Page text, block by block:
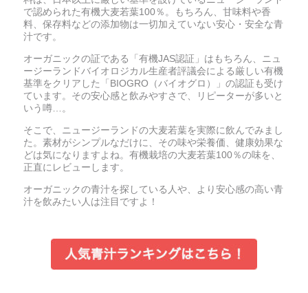
で認められた有機大麦若葉100％。もちろん、甘味料や香
料、保存料などの添加物は一切加えていない安心・安全な青
汁です。
オーガニックの証である「有機JAS認証」はもちろん、ニュ
ージーランドバイオロジカル生産者評議会による厳しい有機
基準をクリアした「BIOGRO（バイオグロ）」の認証も受け
ています。その安心感と飲みやすさで、リピーターが多いと
いう噂…。
そこで、ニュージーランドの大麦若葉を実際に飲んでみまし
た。素材がシンプルなだけに、その味や栄養価、健康効果な
どは気になりますよね。有機栽培の大麦若葉100％の味を、
正直にレビューします。
オーガニックの青汁を探している人や、より安心感の高い青
汁を飲みたい人は注目ですよ！